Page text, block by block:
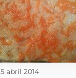
5 abril 2014